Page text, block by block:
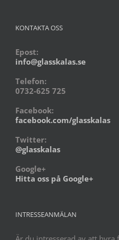
KONTAKTA OSS
Epost:
info@glasskalas.se
Telefon:
0732-625 725
Facebook:
facebook.com/glasskalas
Twitter:
@glasskalas
Google+
Hitta oss på Google+
INTRESSEANMÄLAN